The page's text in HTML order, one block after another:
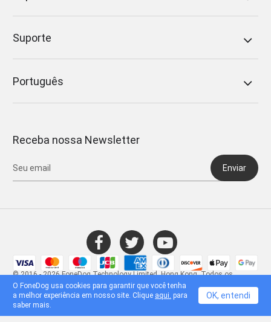
Suporte
Português
Receba nossa Newsletter
Enviar
© 2016 - 2026 FoneDog Technology Limited, Hong Kong. Todos os
direitos reservados.
O FoneDog usa cookies para garantir que você tenha
a melhor experiência em nosso site. Clique aqui. para
saber mais.
OK, entendi